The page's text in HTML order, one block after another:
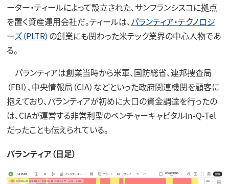
ーター・ティールによって設立された、サンフランシスコに拠点
を置く資産運用会社だ。ティールは、パランティア・テクノロジ
ーズ（PLTR） の創業にも関わった米テック業界の中心人物であ
る。
パランティアは創業当時から米軍、国防総省、連邦捜査局
（FBI）、中央情報局（CIA）などといった政府関連機関を顧客に
抱えており、パランティアが初めに大口の資金調達を行ったの
は、CIAが運営する非営利型のベンチャーキャピタルIn-Q-Tel
だったことも伝えられている。
パランティア（日足）